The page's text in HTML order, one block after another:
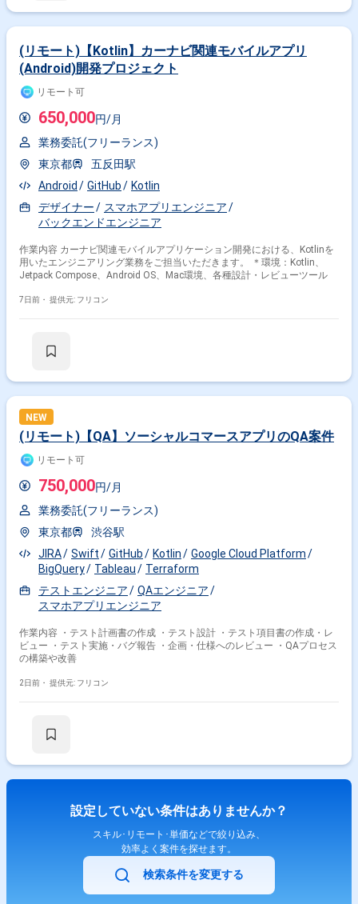
(リモート)【Kotlin】カーナビ関連モバイルアプリ
(Android)開発プロジェクト
リモート可
650,000円/月
業務委託(フリーランス)
東京都
五反田駅
Android
GitHub
Kotlin
デザイナー
スマホアプリエンジニア
バックエンドエンジニア
作業内容 カーナビ関連モバイルアプリケーション開発における、Kotlinを
用いたエンジニアリング業務をご担当いただきます。 ＊環境：Kotlin、
Jetpack Compose、Android OS、Mac環境、各種設計・レビューツール
7日前・ 提供元: フリコン
NEW
(リモート)【QA】ソーシャルコマースアプリのQA案件
リモート可
750,000円/月
業務委託(フリーランス)
東京都
渋谷駅
JIRA
Swift GitHub Kotlin
Google Cloud Platform
BigQuery
Tableau
Terraform
テストエンジニア
QAエンジニア
スマホアプリエンジニア
作業内容 ・テスト計画書の作成 ・テスト設計 ・テスト項目書の作成・レ
ビュー ・テスト実施・バグ報告 ・企画・仕様へのレビュー ・QAプロセス
の構築や改善
2日前・ 提供元: フリコン
設定していない条件はありませんか？
スキル･リモート･単価などで絞り込み、
効率よく案件を探せます。
検索条件を変更する